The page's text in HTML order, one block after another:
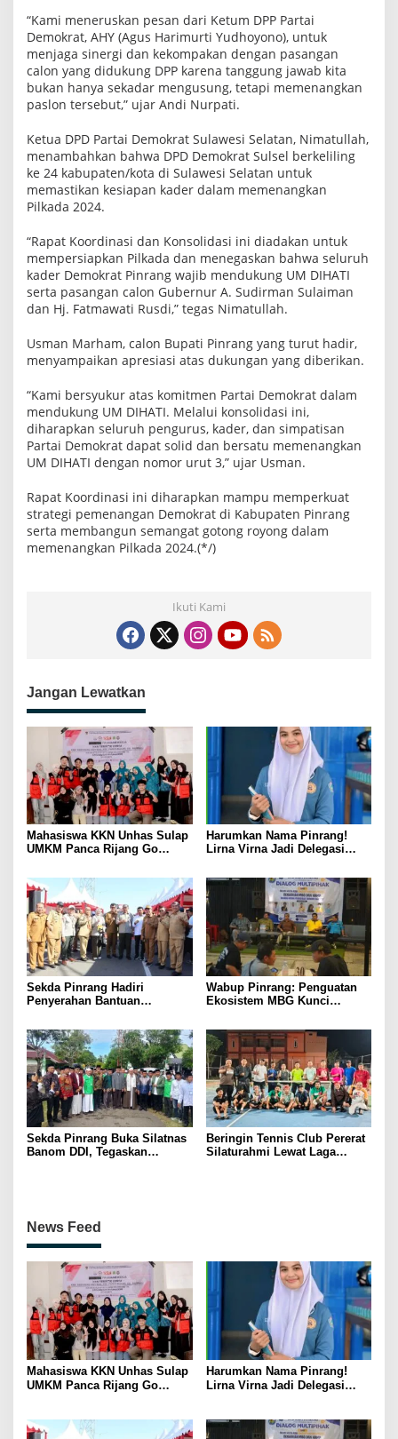
M
d
i
H
A
T
I
“Kami meneruskan pesan dari Ketum DPP Partai
Demokrat, AHY (Agus Harimurti Yudhoyono), untuk
menjaga sinergi dan kekompakan dengan pasangan
calon yang didukung DPP karena tanggung jawab kita
bukan hanya sekadar mengusung, tetapi memenangkan
paslon tersebut,” ujar Andi Nurpati.
Ketua DPD Partai Demokrat Sulawesi Selatan, Nimatullah,
menambahkan bahwa DPD Demokrat Sulsel berkeliling
ke 24 kabupaten/kota di Sulawesi Selatan untuk
memastikan kesiapan kader dalam memenangkan
Pilkada 2024.
“Rapat Koordinasi dan Konsolidasi ini diadakan untuk
mempersiapkan Pilkada dan menegaskan bahwa seluruh
kader Demokrat Pinrang wajib mendukung UM DIHATI
serta pasangan calon Gubernur A. Sudirman Sulaiman
dan Hj. Fatmawati Rusdi,” tegas Nimatullah.
Usman Marham, calon Bupati Pinrang yang turut hadir,
menyampaikan apresiasi atas dukungan yang diberikan.
“Kami bersyukur atas komitmen Partai Demokrat dalam
mendukung UM DIHATI. Melalui konsolidasi ini,
diharapkan seluruh pengurus, kader, dan simpatisan
Partai Demokrat dapat solid dan bersatu memenangkan
UM DIHATI dengan nomor urut 3,” ujar Usman.
Rapat Koordinasi ini diharapkan mampu memperkuat
strategi pemenangan Demokrat di Kabupaten Pinrang
serta membangun semangat gotong royong dalam
memenangkan Pilkada 2024.(*/)
Ikuti Kami
Jangan Lewatkan
Mahasiswa KKN Unhas Sulap
UMKM Panca Rijang Go
Antusias Ikuti Pelatihan
Harumkan Nama Pinrang!
Lirna Virna Jadi Delegasi
Indonesia 2026
Sekda Pinrang Hadiri
Penyerahan Bantuan
Dukung Swasembada Pangan
Wabup Pinrang: Penguatan
Ekosistem MBG Kunci
Kerakyatan
Sekda Pinrang Buka Silatnas
Banom DDI, Tegaskan
Beringin Tennis Club Pererat
Silaturahmi Lewat Laga
News Feed
Mahasiswa KKN Unhas Sulap
UMKM Panca Rijang Go
Harumkan Nama Pinrang!
Lirna Virna Jadi Delegasi